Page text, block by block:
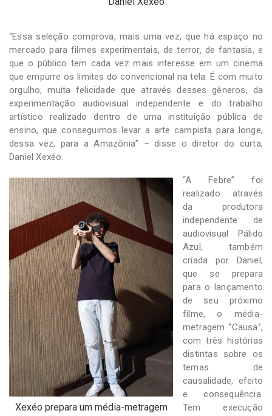
“Essa seleção comprova, mais uma vez, que há espaço no
mercado para filmes experimentais, de terror, de fantasia, e
que o público tem cada vez mais interesse em um cinema
que empurre os limites do convencional na tela. É com muito
orgulho, muita felicidade que através desses gêneros, da
experimentação audiovisual independente e do trabalho
artístico realizado dentro de uma instituição pública de
ensino, que conseguimos levar a arte campista para longe,
dessa vez, para a Amazônia” – disse o diretor do curta,
Daniel Xexéo.
Xexéo prepara um média-metragem
“A Febre” foi
realizado através
da produtora
independente de
audiovisual Pálido
Azul, também
criada por Daniel,
que se prepara
para o lançamento
de seu próximo
filme, o média-
metragem “Causa”,
com três histórias
distintas sobre os
temas de
causalidade, efeito
e consequência.
Tem execução